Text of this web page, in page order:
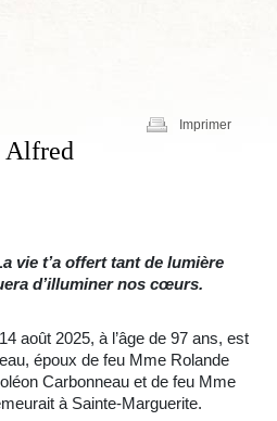
Imprimer
Alfred
vie t’a offert tant de lumière
d’illuminer nos cœurs.
août 2025, à l’âge de 97 ans, est
époux de feu Mme Rolande
Carbonneau et de feu Mme
à Sainte-Marguerite.